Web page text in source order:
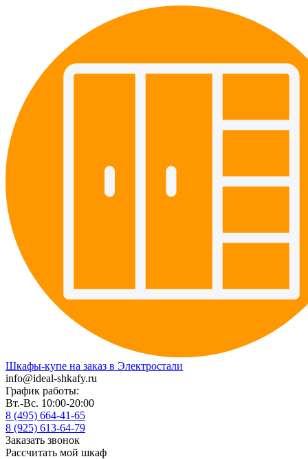
Шкафы-купе на заказ в Электростали
info@ideal-shkafy.ru
График работы:
Вт.-Вс. 10:00-20:00
8 (495) 664-41-65
8 (925) 613-64-79
Заказать звонок
Рассчитать мой шкаф